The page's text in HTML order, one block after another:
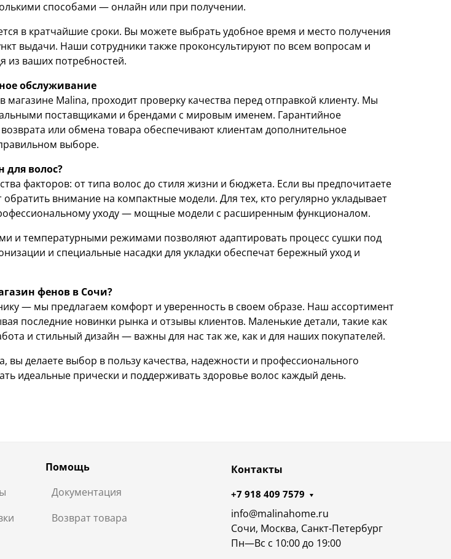
способами — онлайн или при получении.
в кратчайшие сроки. Вы можете выбрать удобное время и место получения
выдачи. Наши сотрудники также проконсультируют по всем вопросам и
из ваших потребностей.
обслуживание
Malina, проходит проверку качества перед отправкой клиенту. Мы
поставщиками и брендами с мировым именем. Гарантийное
или обмена товара обеспечивают клиентам дополнительное
выборе.
волос?
факторов: от типа волос до стиля жизни и бюджета. Если вы предпочитаете
обратить внимание на компактные модели. Для тех, кто регулярно укладывает
уходу — мощные модели с расширенным функционалом.
и температурными режимами позволяют адаптировать процесс сушки под
и специальные насадки для укладки обеспечат бережный уход и
фенов в Сочи?
— мы предлагаем комфорт и уверенность в своем образе. Наш ассортимент
последние новинки рынка и отзывы клиентов. Маленькие детали, такие как
и стильный дизайн — важны для нас так же, как и для наших покупателей.
вы делаете выбор в пользу качества, надежности и профессионального
идеальные прически и поддерживать здоровье волос каждый день.
Помощь
Документация
Возврат товара
Контакты
+7 918 409 7579
info@malinahome.ru
Сочи, Москва, Санкт-Петербург
Пн—Вс с 10:00 до 19:00